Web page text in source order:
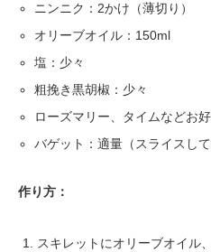
ニンニク：2かけ（薄切り）
オリーブオイル：150ml
塩：少々
粗挽き黒胡椒：少々
ローズマリー、タイムなどお
バゲット：適量（スライスして
作り方：
スキレットにオリーブオイル